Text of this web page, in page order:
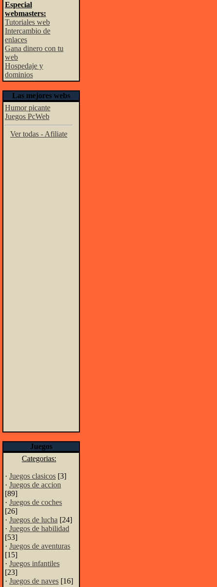
Especial
webmasters:
Tutoriales web
Intercambio de
enlaces
Gana dinero con tu
web
Hospedaje y
dominios
Las mejores webs
Humor picante
Juegos PcWeb
Ver todas - Afiliate
Juegos
Categorias:
· Juegos clasicos [3]
· Juegos de accion
[89]
· Juegos de coches
[26]
· Juegos de lucha [24]
· Juegos de habilidad
[53]
· Juegos de aventuras
[15]
· Juegos infantiles
[23]
· Juegos de naves [16]